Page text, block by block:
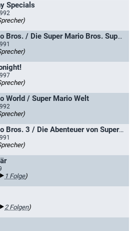
Specials
Super Mario Bros. / Die Super Mario Bros. Super Show!
World / Super Mario Welt
Super Mario Bros. 3 / Die Abenteuer von Super Mario Bros. 3
1 Folge)
2 Folgen)